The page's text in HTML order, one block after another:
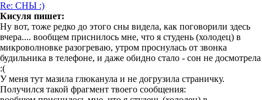
Re: СНЫ :)
Кисуля пишет:
Ну вот, тоже редко до этого сны видела, как поговорили здесь
вчера.... вообщем приснилось мне, что я студень (холодец) в
микроволновке разогреваю, утром проснулась от звонка
будильника в телефоне, и даже обидно стало - сон не досмотрела
:(
У меня тут мазила глюканула и не догрузила страничку.
Получился такой фрагмент твоего сообщения: